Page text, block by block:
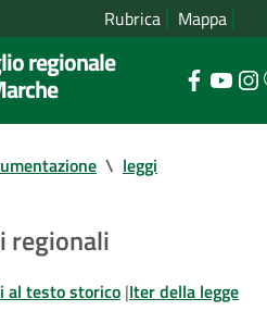
Rubrica Mappa
regionale
\ leggi
regionali
al testo storico |Iter della legge